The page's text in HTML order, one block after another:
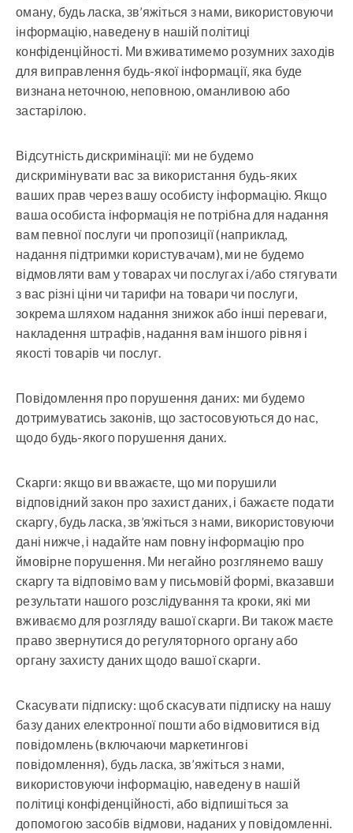
оману, будь ласка, зв’яжіться з нами, використовуючи
інформацію, наведену в нашій політиці
конфіденційності. Ми вживатимемо розумних заходів
для виправлення будь-якої інформації, яка буде
визнана неточною, неповною, оманливою або
застарілою.
Відсутність дискримінації: ми не будемо
дискримінувати вас за використання будь-яких
ваших прав через вашу особисту інформацію. Якщо
ваша особиста інформація не потрібна для надання
вам певної послуги чи пропозиції (наприклад,
надання підтримки користувачам), ми не будемо
відмовляти вам у товарах чи послугах і/або стягувати
з вас різні ціни чи тарифи на товари чи послуги,
зокрема шляхом надання знижок або інші переваги,
накладення штрафів, надання вам іншого рівня і
якості товарів чи послуг.
Повідомлення про порушення даних: ми будемо
дотримуватись законів, що застосовуються до нас,
щодо будь-якого порушення даних.
Скарги: якщо ви вважаєте, що ми порушили
відповідний закон про захист даних, і бажаєте подати
скаргу, будь ласка, зв’яжіться з нами, використовуючи
дані нижче, і надайте нам повну інформацію про
ймовірне порушення. Ми негайно розглянемо вашу
скаргу та відповімо вам у письмовій формі, вказавши
результати нашого розслідування та кроки, які ми
вживаємо для розгляду вашої скарги. Ви також маєте
право звернутися до регуляторного органу або
органу захисту даних щодо вашої скарги.
Скасувати підписку: щоб скасувати підписку на нашу
базу даних електронної пошти або відмовитися від
повідомлень (включаючи маркетингові
повідомлення), будь ласка, зв’яжіться з нами,
використовуючи інформацію, наведену в нашій
політиці конфіденційності, або відпишіться за
допомогою засобів відмови, наданих у повідомленні.